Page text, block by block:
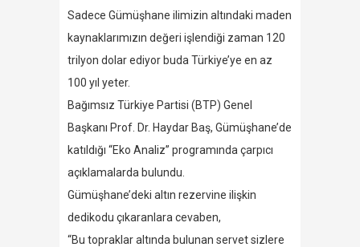
Sadece Gümüşhane ilimizin altındaki maden
kaynaklarımızın değeri işlendiği zaman 120
trilyon dolar ediyor buda Türkiye’ye en az
100 yıl yeter.
Bağımsız Türkiye Partisi (BTP) Genel
Başkanı Prof. Dr. Haydar Baş, Gümüşhane’de
katıldığı “Eko Analiz” programında çarpıcı
açıklamalarda bulundu.
Gümüşhane’deki altın rezervine ilişkin
dedikodu çıkaranlara cevaben,
“Bu topraklar altında bulunan servet sizlere